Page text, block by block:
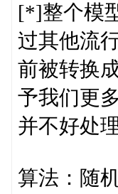
[*]整个模
过其他流
前被转换
予我们更
并不好处
算法：随